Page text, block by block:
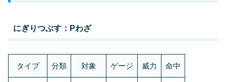
にぎりつぶす：Pわざ
タイプ 分類 対象 ゲージ 威力 命中